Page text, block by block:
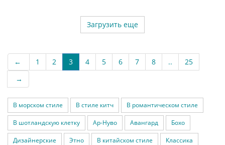
Загрузить еще
← 1 2 3 4 5 6 7 8 ..
25
→
В морском стиле В стиле китч В романтическом стиле
В шотландскую клетку Ар-Нуво Авангард Бохо
Дизайнерские Этно В китайском стиле Классика